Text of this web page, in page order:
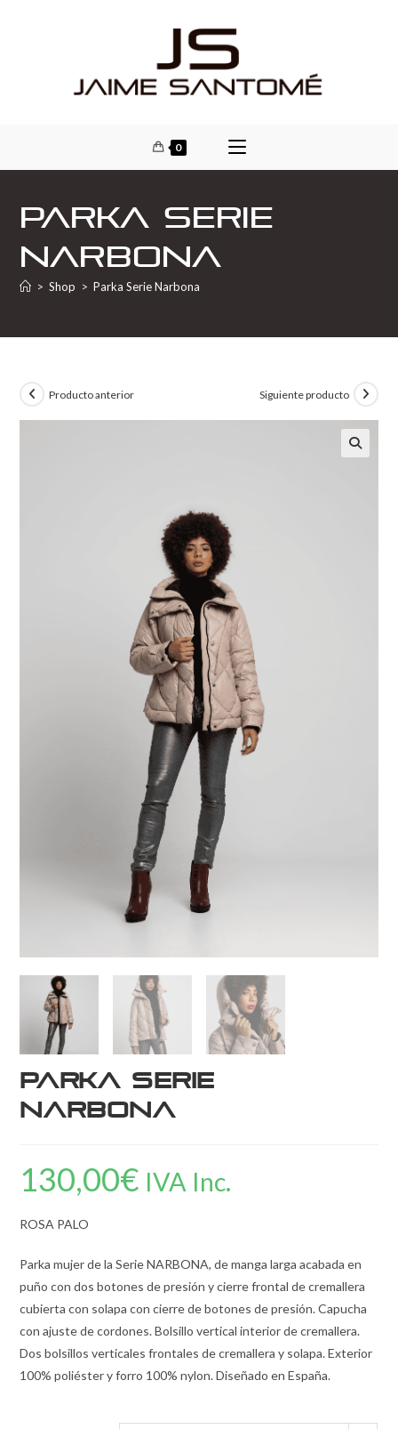
0
Parka Serie
Narbona
> Shop > Parka Serie Narbona
Producto anterior Siguiente producto
Parka Serie
Narbona
130,00€ IVA Inc.
ROSA PALO
Parka mujer de la Serie NARBONA, de manga larga acabada en
puño con dos botones de presión y cierre frontal de cremallera
cubierta con solapa con cierre de botones de presión. Capucha
con ajuste de cordones. Bolsillo vertical interior de cremallera.
Dos bolsillos verticales frontales de cremallera y solapa. Exterior
100% poliéster y forro 100% nylon. Diseñado en España.